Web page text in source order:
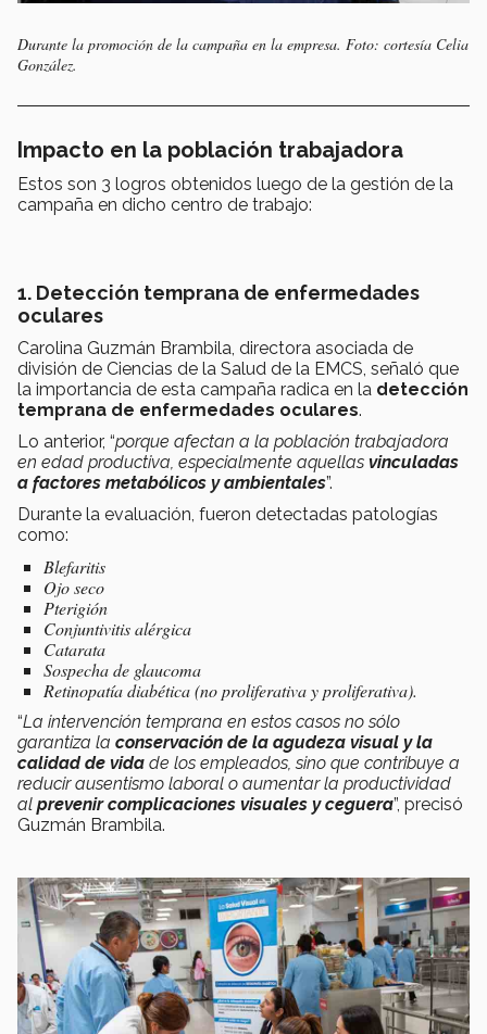
Durante la promoción de la campaña en la empresa. Foto: cortesía Celia
González.
Impacto en la población trabajadora
Estos son 3 logros obtenidos luego de la gestión de la
campaña en dicho centro de trabajo:
1. Detección temprana de enfermedades
oculares
Carolina Guzmán Brambila, directora asociada de
división de Ciencias de la Salud de la EMCS, señaló que
la importancia de esta campaña radica en la detección
temprana de enfermedades oculares.
Lo anterior, “porque afectan a la población trabajadora
en edad productiva, especialmente aquellas vinculadas
a factores metabólicos y ambientales”.
Durante la evaluación, fueron detectadas patologías
como:
Blefaritis
Ojo seco
Pterigión
Conjuntivitis alérgica
Catarata
Sospecha de glaucoma
Retinopatía diabética (no proliferativa y proliferativa).
“La intervención temprana en estos casos no sólo
garantiza la conservación de la agudeza visual y la
calidad de vida de los empleados, sino que contribuye a
reducir ausentismo laboral o aumentar la productividad
al prevenir complicaciones visuales y ceguera”, precisó
Guzmán Brambila.